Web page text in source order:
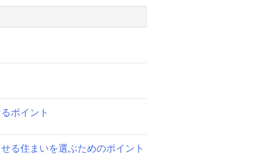
ポイント
る住まいを選ぶためのポイント